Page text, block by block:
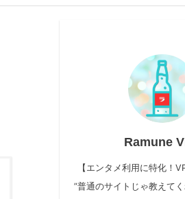
Ramune
【エンタメ利用に特化！
”普通のサイトじゃ教えて